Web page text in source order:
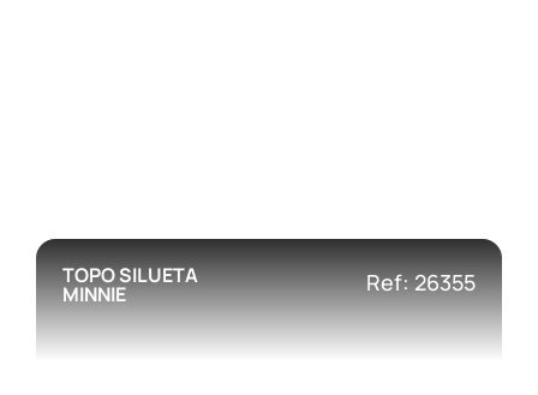
TOPO SILUETA
MINNIE Ref: 26355